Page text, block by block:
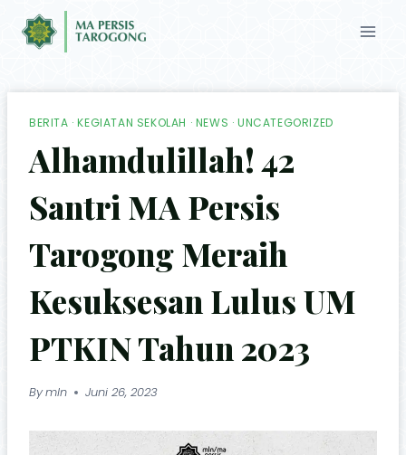
BERITA ·KEGIATAN SEKOLAH · NEWS ·UNCATEGORIZED
Alhamdulillah! 42
Santri MA Persis
Tarogong Meraih
Kesuksesan Lulus UM
PTKIN Tahun 2023
Bymln Juni 26, 2023